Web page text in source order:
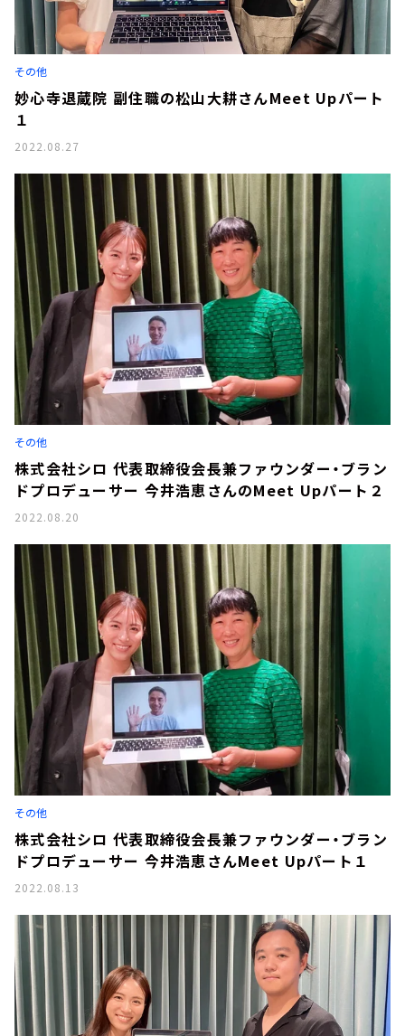
その他
妙心寺退蔵院 副住職の松山大耕さんMeet Upパート
１
2022.08.27
その他
株式会社シロ 代表取締役会長兼ファウンダー・ブラン
ドプロデューサー 今井浩恵さんのMeet Upパート２
2022.08.20
その他
株式会社シロ 代表取締役会長兼ファウンダー・ブラン
ドプロデューサー 今井浩恵さんMeet Upパート１
2022.08.13